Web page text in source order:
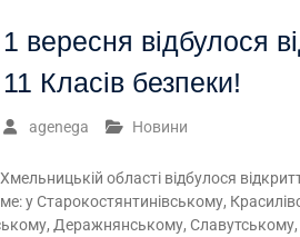
1 вересня відбулося
11 Класів безпеки!
agenega Новини
області відбулося
у Старокостянтинівському,
Деражнянському, Славутському,